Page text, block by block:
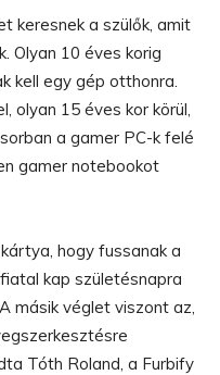
keresnek a szülők, amit
Olyan 10 éves korig
kell egy gép otthonra.
olyan 15 éves kor körül,
a gamer PC-k felé
gamer notebookot
hogy fussanak a
kap születésnapra
másik véglet viszont az,
Tóth Roland, a Furbify